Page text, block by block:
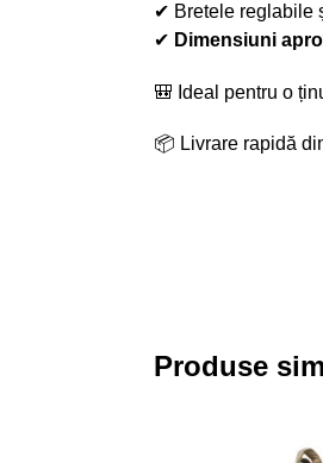
✔ Bretele reglabile
✔ Dimensiuni
🎒 Ideal pentru o
📦 Livrare rapidă
Produse